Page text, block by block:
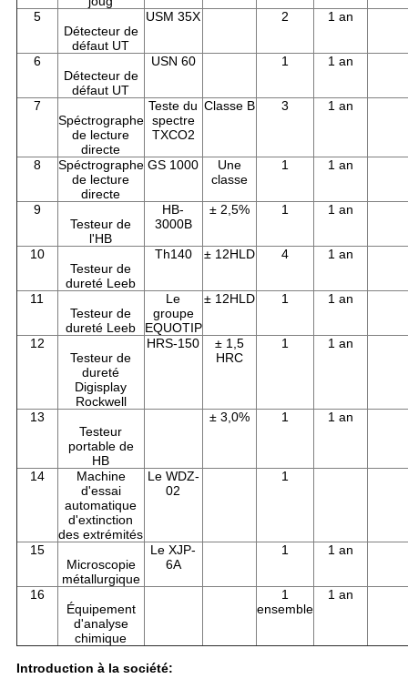
5
Détecteur de
défaut UT
USM 35X 2 1 an
6
Détecteur de
défaut UT
USN 60 1 1 an
7
Spéctrographe
de lecture
directe
Teste du
spectre
TXCO2
Classe B 3 1 an
8
Spéctrographe
de lecture
directe
GS 1000
Une
classe
1 1 an
9
Testeur de
l'HB
HB-
3000B
± 2,5% 1 1 an
10
Testeur de
dureté Leeb
Th140 ± 12HLD 4 1 an
11
Testeur de
dureté Leeb
Le
groupe
EQUOTIP
± 12HLD 1 1 an
12
Testeur de
dureté
Digisplay
Rockwell
HRS-150
± 1,5
HRC
1 1 an
13
Testeur
portable de
HB
± 3,0% 1 1 an
14
Machine
d'essai
automatique
d'extinction
des extrémités
Le WDZ-
02
1
15
Microscopie
métallurgique
Le XJP-
6A
1 1 an
16
Équipement
d'analyse
chimique
1
ensemble
1 an
Introduction à la société: